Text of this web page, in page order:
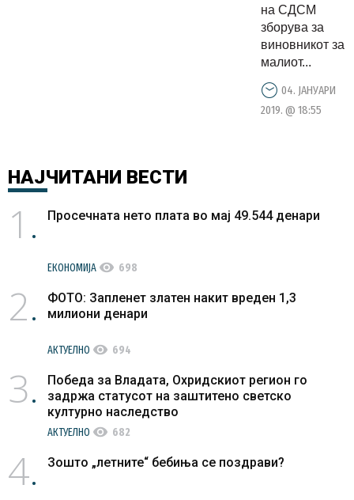
на СДСМ
зборува за
виновникот за
малиот...
04. ЈАНУАРИ
2019. @ 18:55
НАЈЧИТАНИ ВЕСТИ
1 Просечната нето плата во мај 49.544 денари
ЕКОНОМИЈА visibility 698
2
ФОТО: Запленет златен накит вреден 1,3
милиони денари
АКТУЕЛНО visibility 694
3
Победа за Владата, Охридскиот регион го
задржа статусот на заштитено светско
културно наследство
АКТУЕЛНО visibility 682
4 Зошто „летните“ бебиња се поздрави?